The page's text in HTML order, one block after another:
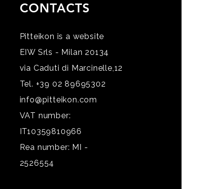
CONTACTS
Pitteikon is a website
EIW Srls - Milan 20134
via Caduti di Marcinelle,12
Tel. +39 02 89695302
info@pitteikon.com
VAT number:
IT10359810966
Rea number: MI -
2526554